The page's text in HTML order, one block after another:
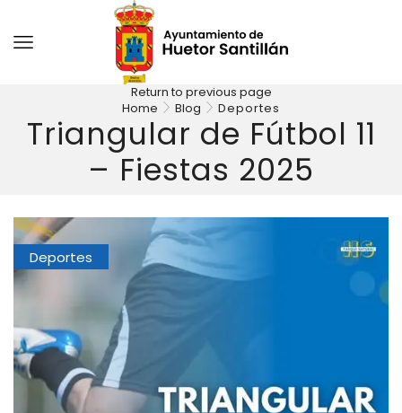
Return to previous page
Home
Blog Deportes
Triangular de Fútbol 11
– Fiestas 2025
Deportes